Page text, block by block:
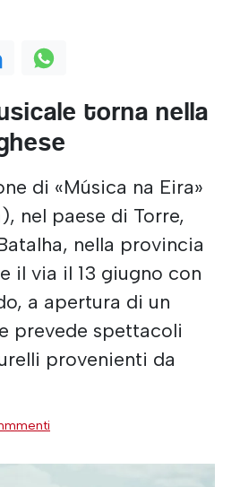
torna nella
di «Música na Eira»
nel paese di Torre,
nella provincia
il via il 13 giugno con
a apertura di un
prevede spettacoli
provenienti da